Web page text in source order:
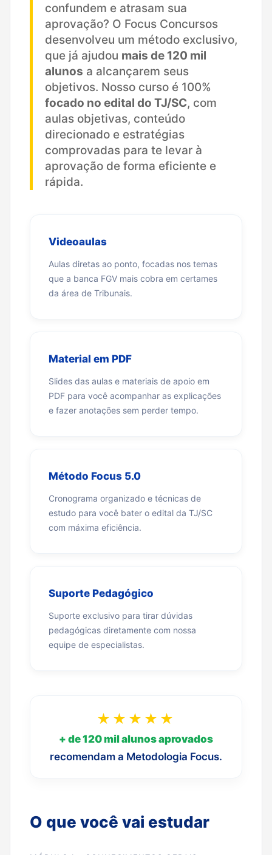
confundem e atrasam sua
aprovação? O Focus Concursos
desenvolveu um método exclusivo,
que já ajudou mais de 120 mil
alunos a alcançarem seus
objetivos. Nosso curso é 100%
focado no edital do TJ/SC, com
aulas objetivas, conteúdo
direcionado e estratégias
comprovadas para te levar à
aprovação de forma eficiente e
rápida.
Videoaulas
Aulas diretas ao ponto, focadas nos temas
que a banca FGV mais cobra em certames
da área de Tribunais.
Material em PDF
Slides das aulas e materiais de apoio em
PDF para você acompanhar as explicações
e fazer anotações sem perder tempo.
Método Focus 5.0
Cronograma organizado e técnicas de
estudo para você bater o edital da TJ/SC
com máxima eficiência.
Suporte Pedagógico
Suporte exclusivo para tirar dúvidas
pedagógicas diretamente com nossa
equipe de especialistas.
★★★★★
+ de 120 mil alunos aprovados
recomendam a Metodologia Focus.
O que você vai estudar